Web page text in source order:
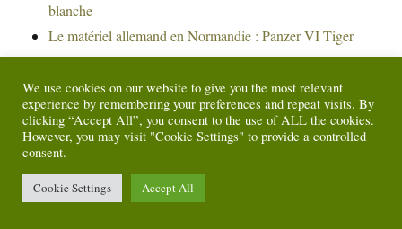
blanche
Le matériel allemand en Normandie : Panzer VI Tiger
E1
Rayon d’action des chasseurs alliés en Europe
Le matériel allemand en Normandie : Panzer V Panther
A
Rien ne se perd tout se transforme
Le coin lecture : Infographie de la seconde guerre
We use cookies on our website to give you the most relevant
experience by remembering your preferences and repeat visits. By
clicking “Accept All”, you consent to the use of ALL the cookies.
However, you may visit "Cookie Settings" to provide a controlled
consent.
Cookie Settings Accept All